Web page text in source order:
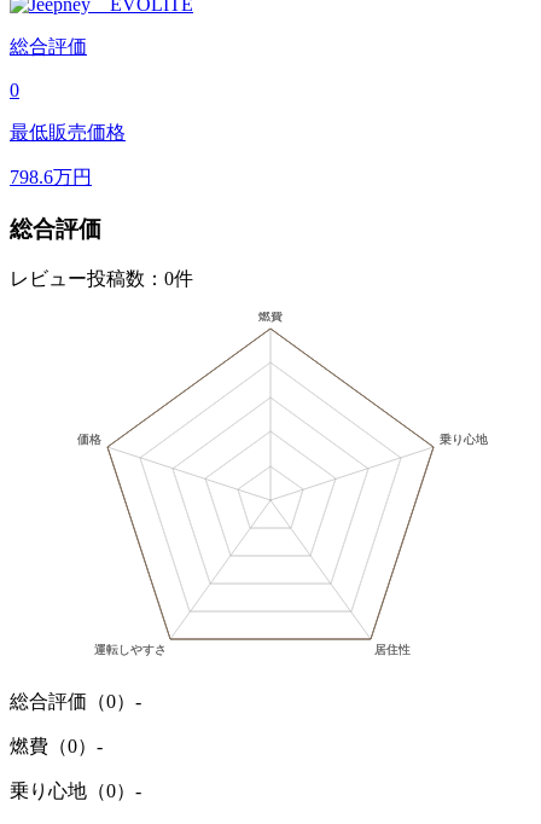
総合評価
0
最低販売価格
798.6万円
総合評価
レビュー投稿数：0件
総合評価（0） -
燃費（0） -
乗り心地（0） -